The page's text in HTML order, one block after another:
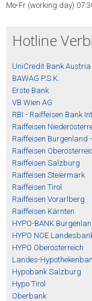
Mo-Fr (working day)
Hotline
UniCredit Bank Austria
BAWAG P.S.K.
Erste Bank
VB Wien AG
RBI - Raiffeisen Bank
Raiffeisen
Raiffeisen Burgenland
Raiffeisen
Raiffeisen Salzburg
Raiffeisen Steiermark
Raiffeisen Tirol
Raiffeisen Vorarlberg
Raiffeisen Kärnten
HYPO-BANK
HYPO NOE
HYPO Oberösterreich
Landes-
Hypobank Salzburg
Hypo Tirol
Oberbank